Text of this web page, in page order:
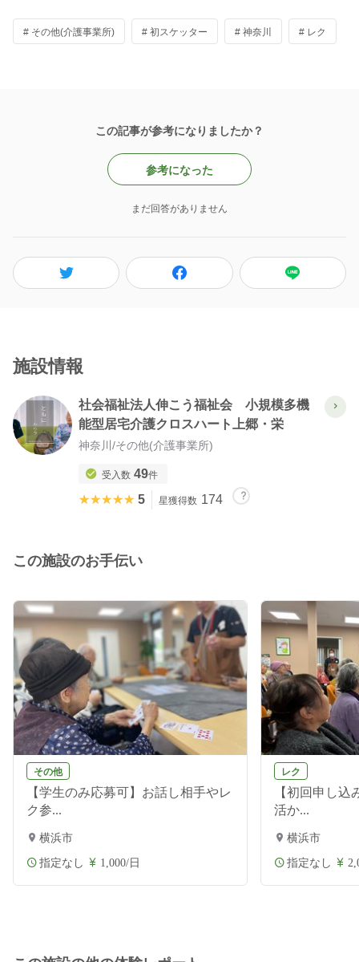
# その他(介護事業所) # 初スケッター # 神奈川 # レク
この記事が参考になりましたか？
参考になった
まだ回答がありません
施設情報
社会福祉法人伸こう福祉会 小規模多機
能型居宅介護クロスハート上郷・栄
神奈川 /その他(介護事業所)
受入数 49件
★★★★★
★★★★★ 5 星獲得数 174
この施設のお手伝い
その他
【学生のみ応募可】お話し相手やレ
ク参...
横浜市
指定なし 1,000/日
レク
【初回申し
活か...
横浜市
指定なし